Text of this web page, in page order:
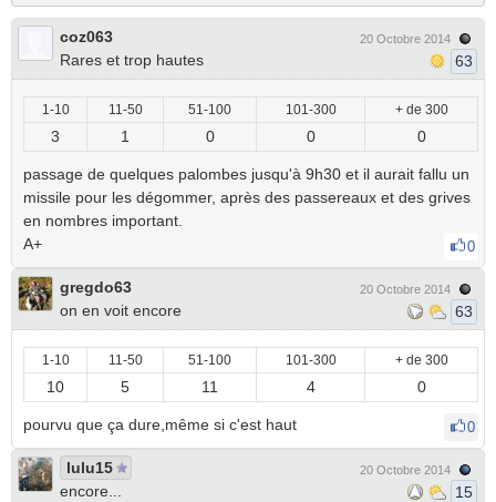
coz063
Rares et trop hautes
20 Octobre 2014
63
1-10 11-50 51-100 101-300 + de 300
3 1 0 0 0
passage de quelques palombes jusqu'à 9h30 et il aurait fallu un
missile pour les dégommer, après des passereaux et des grives
en nombres important.
A+
0
gregdo63
on en voit encore
20 Octobre 2014
63
1-10 11-50 51-100 101-300 + de 300
10 5 11 4 0
pourvu que ça dure,même si c'est haut 0
lulu15
encore...
20 Octobre 2014
15